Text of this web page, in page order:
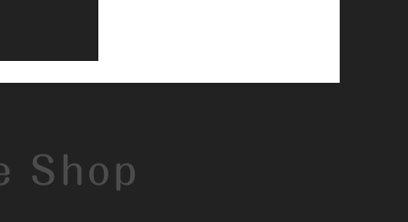
Shop